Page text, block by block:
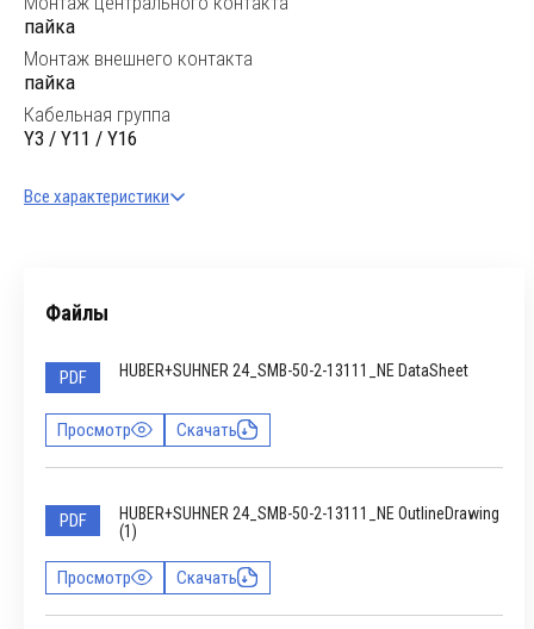
пайка
Монтаж внешнего контакта
пайка
Кабельная группа
Y3 / Y11 / Y16
Все характеристики
Файлы
PDF HUBER+SUHNER 24_SMB-50-2-13111_NE DataSheet
Просмотр Скачать
PDF
HUBER+SUHNER 24_SMB-50-2-13111_NE OutlineDrawing
(1)
Просмотр Скачать